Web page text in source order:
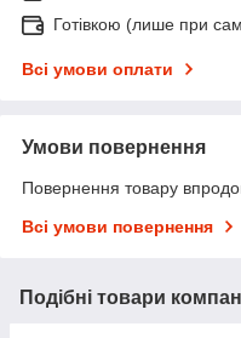
Готівкою (лише при
Всі умови оплати
Умови повернення
Повернення товару
Всі умови повернення
Подібні товари